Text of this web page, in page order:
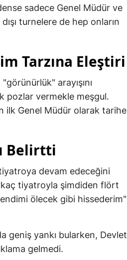
sadece Genel Müdür ve
turnelere de hep onların
Tarzına Eleştiri
arayışını
pozlar vermekle meşgul.
ilk Genel Müdür olarak tarihe
Belirtti
devam edeceğini
tiyatroyla şimdiden flört
ölecek gibi hissederim"
geniş yankı bularken, Devlet
gelmedi.